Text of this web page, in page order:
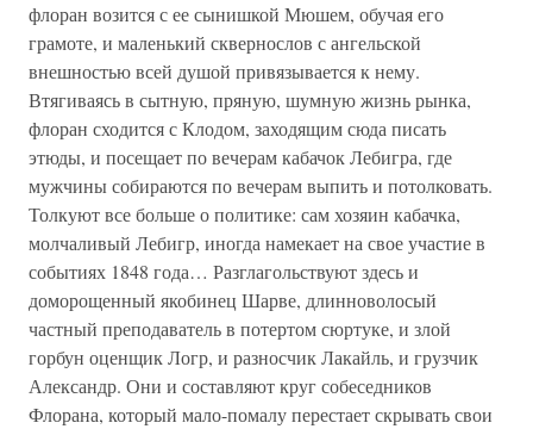
флоран возится с ее сынишкой Мюшем, обучая его
грамоте, и маленький сквернослов с ангельской
внешностью всей душой привязывается к нему.
Втягиваясь в сытную, пряную, шумную жизнь рынка,
флоран сходится с Клодом, заходящим сюда писать
этюды, и посещает по вечерам кабачок Лебигра, где
мужчины собираются по вечерам выпить и потолковать.
Толкуют все больше о политике: сам хозяин кабачка,
молчаливый Лебигр, иногда намекает на свое участие в
событиях 1848 года… Разглагольствуют здесь и
доморощенный якобинец Шарве, длинноволосый
частный преподаватель в потертом сюртуке, и злой
горбун оценщик Логр, и разносчик Лакайль, и грузчик
Александр. Они и составляют круг собеседников
Флорана, который мало-помалу перестает скрывать свои